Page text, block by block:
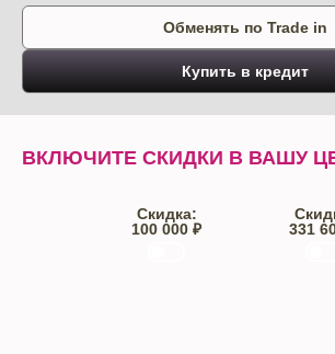
Обменять по Trade in
Купить в кредит
ВКЛЮЧИТЕ СКИДКИ В ВАШУ
Скидка:
100 000 ₽
331